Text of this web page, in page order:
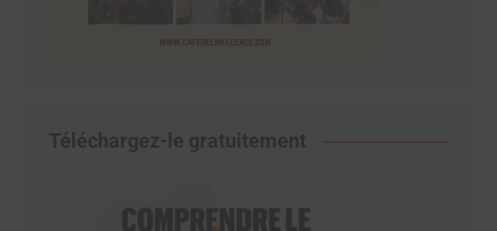
Téléchargez-le gratuitement